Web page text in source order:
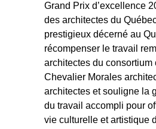
Grand Prix d’excellence
des architectes du
prestigieux décerné au
récompenser le travail
architectes du consortium
Chevalier Morales
architectes et souligne la
du travail accompli pour
vie culturelle et artistique